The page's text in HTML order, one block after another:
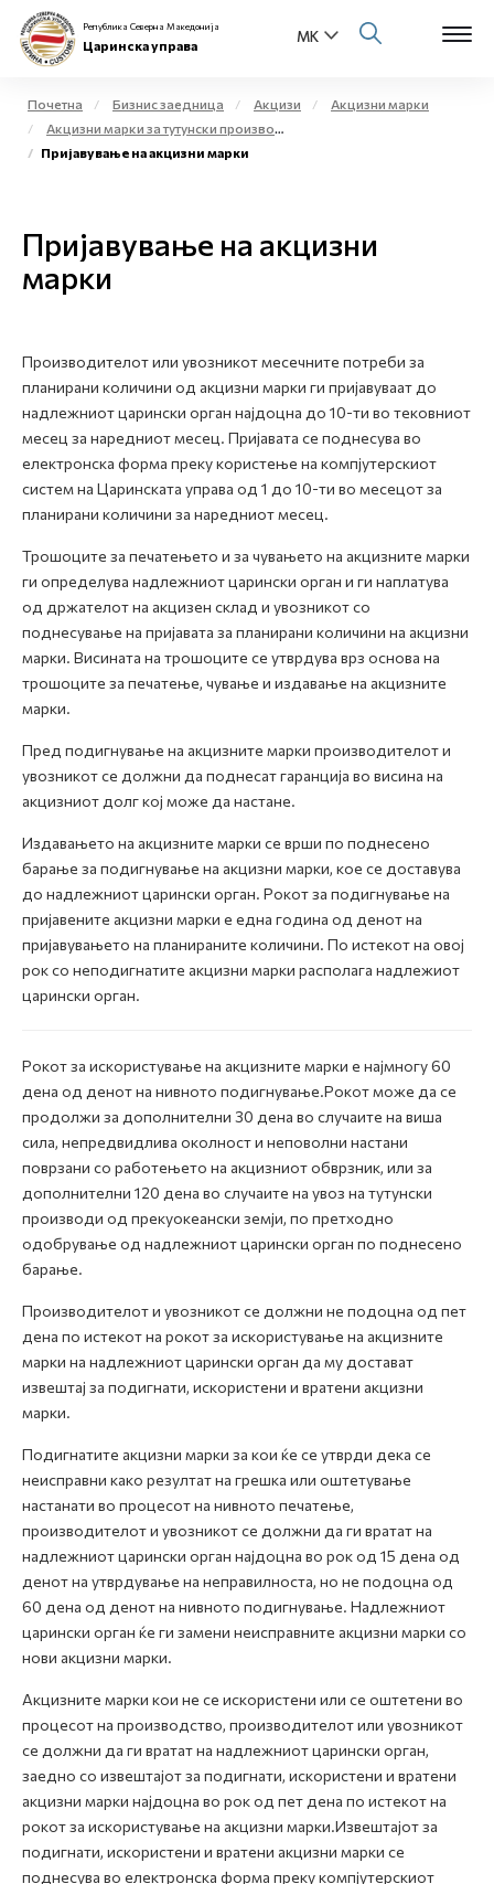
За нас
Бизнис заедница
Медиа центар
Контакт
Е-Весник
Република Северна Македонија
Царинска управа
Почетна Бизнис заедница Акцизи
Акцизни марки
Акцизни марки за тутунски производи
Пријавување на акцизни марки
Пријавување на акцизни
марки
Производителот или увозникот месечните потреби за
планирани количини од акцизни марки ги пријавуваат до
надлежниот царински орган најдоцна до 10-ти во тековниот
месец за наредниот месец. Пријавата се поднесува во
електронска форма преку користење на компјутерскиот
систем на Царинската управа од 1 до 10-ти во месецот за
планирани количини за наредниот месец.
Трошоците за печатењето и за чувањето на акцизните марки
ги определува надлежниот царински орган и ги наплатува
од држателот на акцизен склад и увозникот со
поднесување на пријавата за планирани количини на акцизни
марки. Висината на трошоците се утврдува врз основа на
трошоците за печатење, чување и издавање на акцизните
марки.
Пред подигнување на акцизните марки производителот и
увозникот се должни да поднесат гаранција во висина на
акцизниот долг кој може да настане.
Издавањето на акцизните марки се врши по поднесено
барање за подигнување на акцизни марки, кое се доставува
до надлежниот царински орган. Рокот за подигнување на
пријавените акцизни марки е една година од денот на
пријавувањето на планираните количини. По истекот на овој
рок со неподигнатите акцизни марки располага надлежиот
царински орган.
Рокот за искористување на акцизните марки е најмногу 60
дена од денот на нивното подигнување.Рокот може да се
продолжи за дополнителни 30 дена во случаите на виша
сила, непредвидлива околност и неповолни настани
поврзани со работењето на акцизниот обврзник, или за
дополнителни 120 дена во случаите на увоз на тутунски
производи од прекуокеански земји, по претходно
одобрување од надлежниот царински орган по поднесено
барање.
Производителот и увозникот се должни не подоцна од пет
дена по истекот на рокот за искористување на акцизните
марки на надлежниот царински орган да му достават
извештај за подигнати, искористени и вратени акцизни
марки.
Подигнатите акцизни марки за кои ќе се утврди дека се
неисправни како резултат на грешка или оштетување
настанати во процесот на нивното печатење,
производителот и увозникот се должни да ги вратат на
надлежниот царински орган најдоцна во рок од 15 дена од
денот на утврдување на неправилноста, но не подоцна од
60 дена од денот на нивното подигнување. Надлежниот
царински орган ќе ги замени неисправните акцизни марки со
нови акцизни марки.
Акцизните марки кои не се искористени или се оштетени во
процесот на производство, производителот или увозникот
се должни да ги вратат на надлежниот царински орган,
заедно со извештајот за подигнати, искористени и вратени
акцизни марки најдоцна во рок од пет дена по истекот на
рокот за искористување на акцизни марки.Извештајот за
подигнати, искористени и вратени акцизни марки се
поднесува во електронска форма преку компјутерскиот